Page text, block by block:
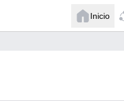
Inicio